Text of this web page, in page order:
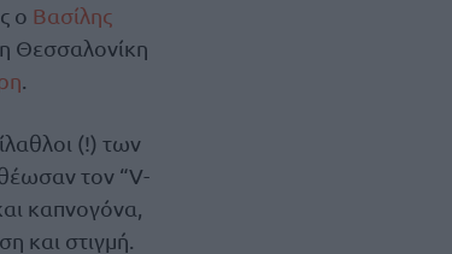
ο Βασίλης
Θεσσαλονίκη
(!) των
τον “V-
καπνογόνα,
και στιγμή.